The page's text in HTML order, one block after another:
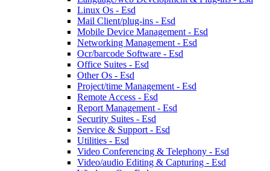
Linux Os - Esd
Mail Client/plug-ins - Esd
Mobile Device Management - Esd
Networking Management - Esd
Ocr/barcode Software - Esd
Office Suites - Esd
Other Os - Esd
Project/time Management - Esd
Remote Access - Esd
Report Management - Esd
Security Suites - Esd
Service & Support - Esd
Utilities - Esd
Video Conferencing & Telephony - Esd
Video/audio Editing & Capturing - Esd